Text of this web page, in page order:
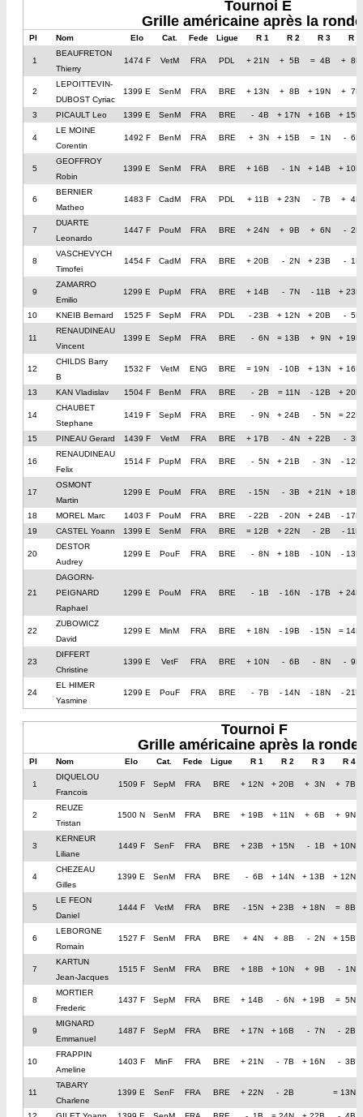
Tournoi E
Grille américaine après la
Pl Nom Elo Cat. Fede Ligue R 1 R 2 R 3 R 4
1
BEAUFRETON
Thierry
1474 F VetM FRA PDL + 21N + 5B = 4B + 8N
2
LEPOITTEVIN-
DUBOST Cyriac
1399 E SenM FRA BRE + 13N + 8B + 19N + 7N
3 PICAULT Leo 1399 E SenM FRA BRE - 4B + 17N + 16B + 15B
4
LE MOINE
Corentin
1492 F BenM FRA BRE + 3N + 15B = 1N - 6B
5
GEOFFROY
Robin
1399 E SenM FRA BRE + 16B - 1N + 14B + 10B
6
BERNIER
Matheo
1483 F CadM FRA PDL + 11B + 23N - 7B + 4N
7
DUARTE
Leonardo
1447 F PouM FRA BRE + 24N + 9B + 6N - 2B
8
VASCHEVYCH
Timofei
1454 F CadM FRA BRE + 20B - 2N + 23B - 1B
9
ZAMARRO
Emilio
1299 E PupM FRA BRE + 14B - 7N - 11B + 23N
10 KNEIB Bernard 1525 F SepM FRA PDL - 23B + 12N + 20B - 5N
11
RENAUDINEAU
Vincent
1399 E SepM FRA BRE - 6N = 13B + 9N + 19B
12
CHILDS Barry
B
1532 F VetM ENG BRE = 19N - 10B + 13N + 16B
13 KAN Vladislav 1504 F BenM FRA BRE - 2B = 11N - 12B + 20N
14
CHAUBET
Stephane
1419 F SepM FRA BRE - 9N + 24B - 5N = 22B
15 PINEAU Gerard 1439 F VetM FRA BRE + 17B - 4N + 22B - 3N
16
RENAUDINEAU
Felix
1514 F PupM FRA BRE - 5N + 21B - 3N - 12N
17
OSMONT
Martin
1299 E PouM FRA BRE - 15N - 3B + 21N + 18B
18 MOREL Marc 1403 F PouM FRA BRE - 22B - 20N + 24B
- 17N
19
CASTEL Yoann 1399 E SenM FRA BRE = 12B + 22N - 2B - 11N
20
DESTOR
Audrey
1299 E PouF FRA BRE - 8N + 18B - 10N - 13B
21
DAGORN-
PEIGNARD
Raphael
1299 E PouM FRA BRE - 1B - 16N - 17B + 24N
22
ZUBOWICZ
David
1299 E MinM FRA BRE + 18N - 19B - 15N = 14N
23
DIFFERT
Christine
1399 E VetF FRA BRE + 10N - 6B - 8N - 9B
24
EL HIMER
Yasmine
1299 E PouF FRA BRE - 7B - 14N - 18N - 21B
Tournoi F
Grille américaine après la ronde
Pl Nom Elo Cat. Fede Ligue R 1 R 2 R 3 R 4
1
DIQUELOU
Francois
1509 F SepM FRA BRE + 12N + 20B + 3N + 7B
2
REUZE
Tristan
1500 N SenM FRA BRE + 19B + 11N + 6B + 9N
3
KERNEUR
Liliane
1449 F SenF FRA BRE + 23B + 15N - 1B + 10N
4
CHEZEAU
Gilles
1399 E SenM FRA BRE - 6B + 14N + 13B + 12N
5
LE FEON
Daniel
1444 F VetM FRA BRE - 15N + 23B + 18N = 8B
6
LEBORGNE
Romain
1527 F SenM FRA BRE + 4N + 8B - 2N + 15B
7
KARTUN
Jean-Jacques
1515 F SenM FRA BRE + 18B + 10N + 9B - 1N
8
MORTIER
Frederic
1437 F SepM FRA BRE + 14B - 6N + 19B = 5N
9
MIGNARD
Emmanuel
1487 F SepM FRA BRE + 17N + 16B - 7N - 2B
10
FRAPPIN
Ameline
1403 F MinF FRA BRE + 21N - 7B + 16N - 3B
11
TABARY
Charlene
1399 E SenF FRA BRE + 22N - 2B = 13N